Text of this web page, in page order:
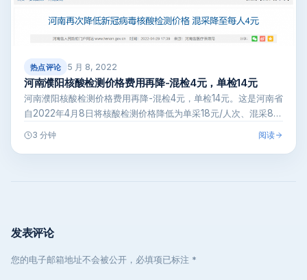
热点评论 5 月 8, 2022
河南濮阳核酸检测价格费用再降-混检4元，单检14元
河南濮阳核酸检测价格费用再降-混检4元，单检14元。这是河南省
自2022年4月8日将核酸检测价格降低为单采18元/人次、混采8
3 分钟 阅读
发表评论
您的电子邮箱地址不会被公开，必填项已标注 *